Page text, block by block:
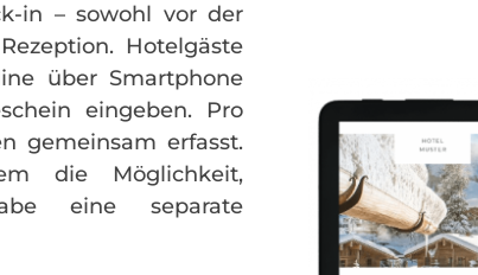
in – sowohl vor der
Hotelgäste
über Smartphone
eingeben. Pro
gemeinsam erfasst.
die Möglichkeit,
eine separate